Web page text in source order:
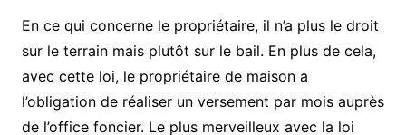
En ce qui concerne le propriétaire, il n’a plus le droit
sur le terrain mais plutôt sur le bail. En plus de cela,
avec cette loi, le propriétaire de maison a
l’obligation de réaliser un versement par mois auprès
de l’office foncier. Le plus merveilleux avec la loi